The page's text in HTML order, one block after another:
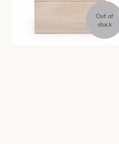
Out of
stock